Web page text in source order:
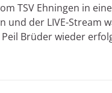
TSV Ehningen in
und der LIVE-Stream
Brüder wieder